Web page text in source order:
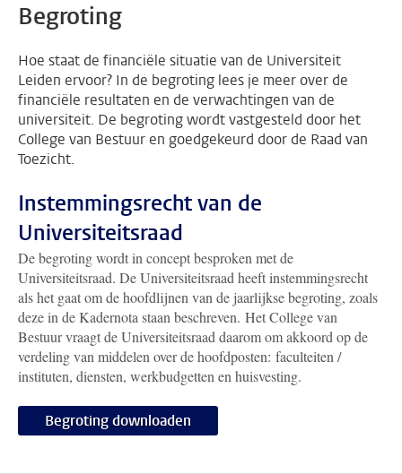
Begroting
Hoe staat de financiële situatie van de Universiteit
Leiden ervoor? In de begroting lees je meer over de
financiële resultaten en de verwachtingen van de
universiteit. De begroting wordt vastgesteld door het
College van Bestuur en goedgekeurd door de Raad van
Toezicht.
Instemmingsrecht van de
Universiteitsraad
De begroting wordt in concept besproken met de
Universiteitsraad. De Universiteitsraad heeft instemmingsrecht
als het gaat om de hoofdlijnen van de jaarlijkse begroting, zoals
deze in de Kadernota staan beschreven. Het College van
Bestuur vraagt de Universiteitsraad daarom om akkoord op de
verdeling van middelen over de hoofdposten: faculteiten /
instituten, diensten, werkbudgetten en huisvesting.
Begroting downloaden